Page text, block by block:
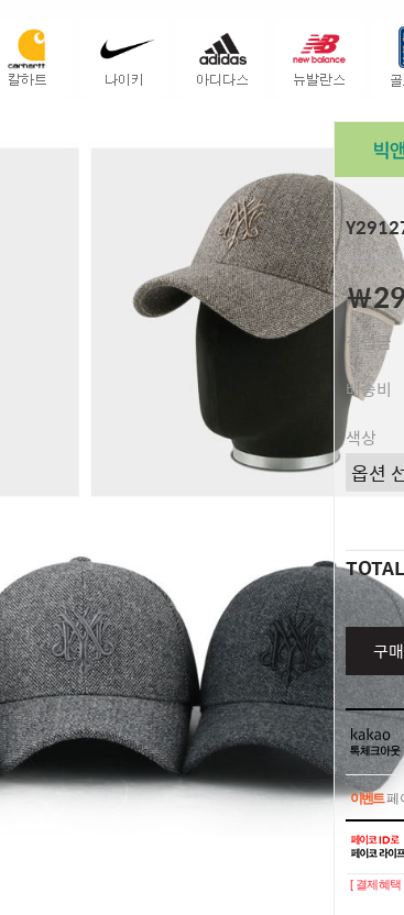
머리둘
￦
적립금
배송비
색상
TOTAL
구
이벤트페
이벤트페
[ 결제혜